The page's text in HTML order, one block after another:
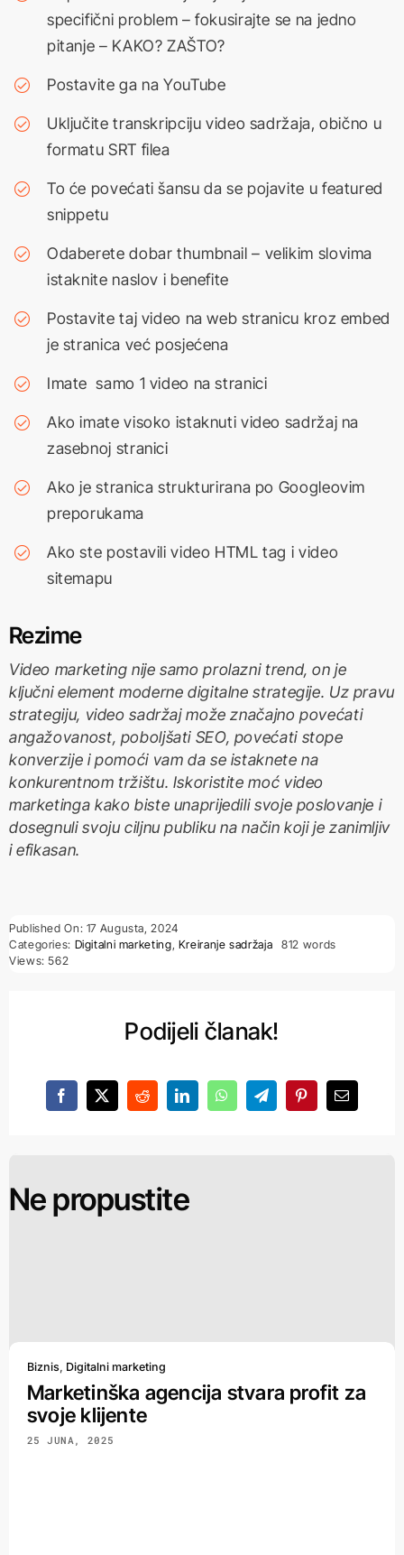
specifični problem – fokusirajte se na jedno
pitanje – KAKO? ZAŠTO?
Postavite ga na YouTube
Uključite transkripciju video sadržaja, obično u
formatu SRT filea
To će povećati šansu da se pojavite u featured
snippetu
Odaberete dobar thumbnail – velikim slovima
istaknite naslov i benefite
Postavite taj video na web stranicu kroz embed
je stranica već posjećena
Imate samo 1 video na stranici
Ako imate visoko istaknuti video sadržaj na
zasebnoj stranici
Ako je stranica strukturirana po Googleovim
preporukama
Ako ste postavili video HTML tag i video
sitemapu
Rezime
Video marketing nije samo prolazni trend, on je
ključni element moderne digitalne strategije. Uz pravu
strategiju, video sadržaj može značajno povećati
angažovanost, poboljšati SEO, povećati stope
konverzije i pomoći vam da se istaknete na
konkurentnom tržištu. Iskoristite moć video
marketinga kako biste unaprijedili svoje poslovanje i
dosegnuli svoju ciljnu publiku na način koji je zanimljiv
i efikasan.
Published On: 17 Augusta, 2024
Categories: Digitalni marketing Kreiranje sadržaja
812 words
Views: 562
Podijeli članak!
Ne propustite
Biznis Digitalni marketing
Marketinška agencija stvara profit za
svoje klijente
25 JUNA, 2025